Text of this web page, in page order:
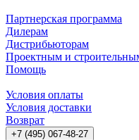
Партнерская программа
Дилерам
Дистрибьюторам
Проектным и
Помощь
Условия оплаты
Условия доставки
Возврат
+7 (495) 067-48-27